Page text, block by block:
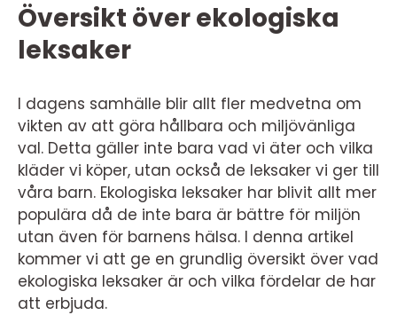
Översikt över ekologiska
leksaker
I dagens samhälle blir allt fler medvetna om
vikten av att göra hållbara och miljövänliga
val. Detta gäller inte bara vad vi äter och vilka
kläder vi köper, utan också de leksaker vi ger till
våra barn. Ekologiska leksaker har blivit allt mer
populära då de inte bara är bättre för miljön
utan även för barnens hälsa. I denna artikel
kommer vi att ge en grundlig översikt över vad
ekologiska leksaker är och vilka fördelar de har
att erbjuda.